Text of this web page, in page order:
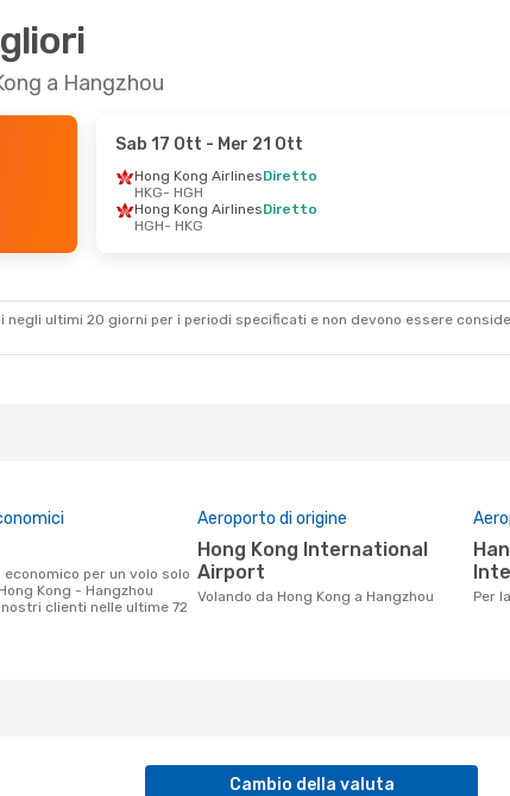
a Hangzhou
Sab 17 Ott - Mer 21 Ott
Hong Kong AirlinesDiretto
HKG- HGH
Hong Kong AirlinesDiretto
HGH- HKG
negli ultimi 20 giorni per i periodi specificati e non devono essere
Kong - Hangzhou
clienti nelle ultime 72
Aeroporto di origine
Hong Kong International
Airport
Volando da Hong Kong a Hangzhou
Hangzhou Xiaoshan
Per
Cambio della valuta